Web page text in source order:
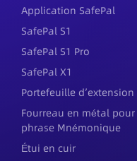
Application SafePal
SafePal S1
SafePal S1 Pro
SafePal X1
Portefeuille d’extension
Fourreau en métal pour
phrase Mnémonique
Étui en cuir